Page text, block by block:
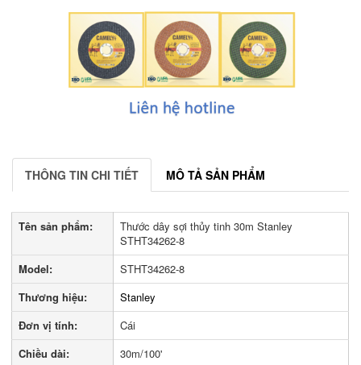
THÔNG TIN CHI TIẾT MÔ TẢ SẢN PHẨM
Tên sản phẩm:
Thước dây sợi thủy tinh 30m Stanley
STHT34262-8
Model:
STHT34262-8
Thương hiệu:
Stanley
Đơn vị tính:
Cái
Chiều dài:
30m/100'